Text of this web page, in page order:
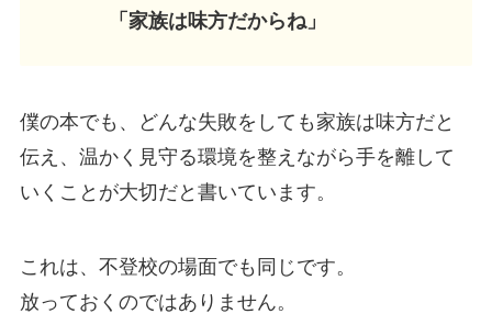
「家族は味方だからね」
僕の本でも、どんな失敗をしても家族は味方だと
伝え、温かく見守る環境を整えながら手を離して
いくことが大切だと書いています。
これは、不登校の場面でも同じです。
放っておくのではありません。